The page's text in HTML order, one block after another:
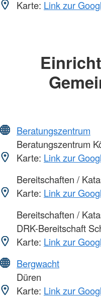
Karte: Link zur
Beratungszentrum
Beratungszentrum
Karte: Link zur
Bereitschaften /
Karte: Link zur
Bereitschaften /
DRK-Bereitschaft
Karte: Link zur
Bergwacht
Düren
Karte: Link zur